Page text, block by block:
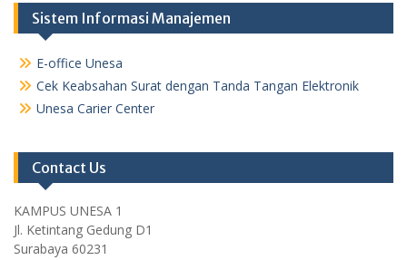
Sistem Informasi Manajemen
E-office Unesa
Cek Keabsahan Surat dengan Tanda Tangan Elektronik
Unesa Carier Center
Contact Us
KAMPUS UNESA 1
Jl. Ketintang Gedung D1
Surabaya 60231